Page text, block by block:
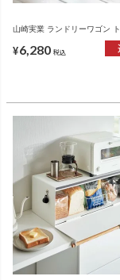
山崎実業 ランドリーワゴン
¥6,280 税込